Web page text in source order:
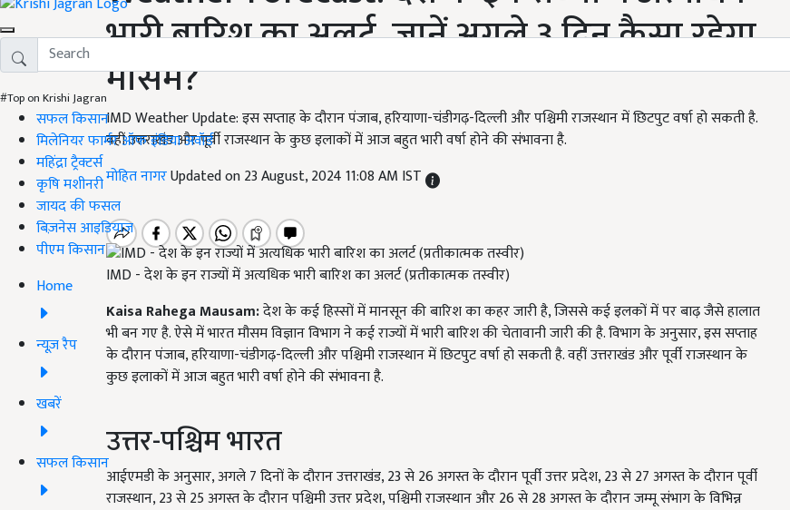
#Top on Krishi Jagran
सफल किसान
मिलेनियर फार्मर ऑफ इंडिया अवॉर्ड
महिंद्रा ट्रैक्टर्स
कृषि मशीनरी
जायद की फसल
बिज़नेस आइडियाज
पीएम किसान
Home
न्यूज़ रैप
खबरें
सफल किसान
भारी बारिश का अलर्ट, जानें अगले 3 दिन कैसा रहेगा
मौसम?
IMD Weather Update: इस सप्ताह के दौरान पंजाब, हरियाणा-चंडीगढ़-दिल्ली और पश्चिमी राजस्थान में छिटपुट वर्षा हो सकती है.
वहीं उत्तराखंड और पूर्वी राजस्थान के कुछ इलाकों में आज बहुत भारी वर्षा होने की संभावना है.
मोहित नागरUpdated on 23 August, 2024 11:08 AM IST
IMD - देश के इन राज्यों में अत्यधिक भारी बारिश का अलर्ट (प्रतीकात्मक तस्वीर)
Kaisa Rahega Mausam:देश के कई हिस्सों में मानसून की बारिश का कहर जारी है, जिससे कई इलकों में पर बाढ़ जैसे हालात
भी बन गए है. ऐसे में भारत मौसम विज्ञान विभाग ने कई राज्यों में भारी बारिश की चेतावानी जारी की है. विभाग के अनुसार, इस सप्ताह
के दौरान पंजाब, हरियाणा-चंडीगढ़-दिल्ली और पश्चिमी राजस्थान में छिटपुट वर्षा हो सकती है. वहीं उत्तराखंड और पूर्वी राजस्थान के
कुछ इलाकों में आज बहुत भारी वर्षा होने की संभावना है.
उत्तर-पश्चिम भारत
आईएमडी के अनुसार, अगले 7 दिनों के दौरान उत्तराखंड, 23 से 26 अगस्त के दौरान पूर्वी उत्तर प्रदेश, 23 से 27 अगस्त के दौरान पूर्वी
राजस्थान, 23 से 25 अगस्त के दौरान पश्चिमी उत्तर प्रदेश, पश्चिमी राजस्थान और 26 से 28 अगस्त के दौरान जम्मू संभाग के विभिन्न